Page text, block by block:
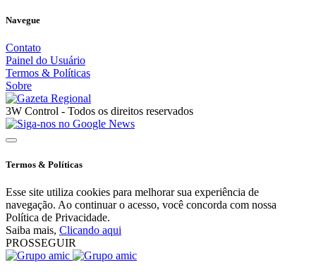
Navegue
Contato
Painel do Usuário
Termos & Políticas
Sobre
3W Control - Todos os direitos reservados
Termos & Políticas
Esse site utiliza cookies para melhorar sua experiência de
navegação. Ao continuar o acesso, você concorda com nossa
Política de Privacidade.
Saiba mais, Clicando aqui
PROSSEGUIR